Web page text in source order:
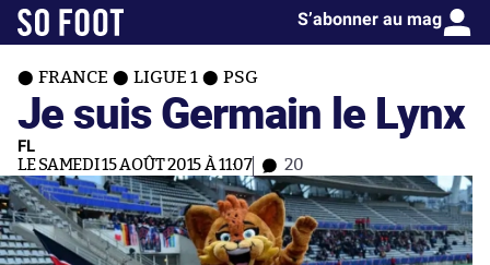
S’abonner au mag
FRANCE LIGUE 1 PSG
Je suis Germain le Lynx
FL
LE SAMEDI 15 AOÛT 2015 À 11:07 20